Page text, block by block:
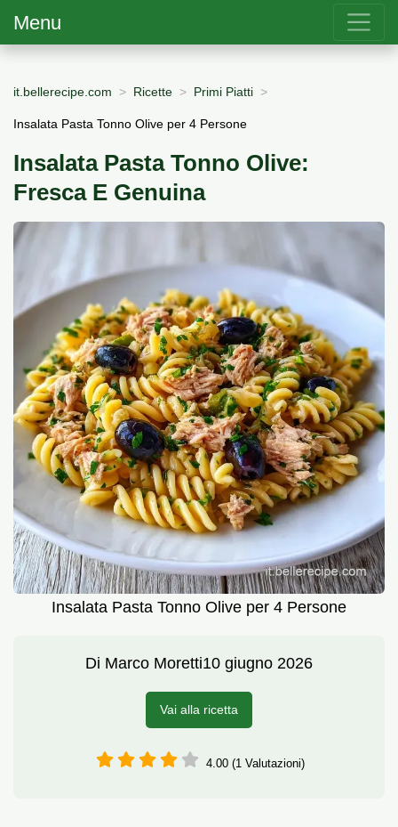
Menu
it.bellerecipe.com Ricette Primi Piatti
Insalata Pasta Tonno Olive per 4 Persone
Insalata Pasta Tonno Olive:
Fresca E Genuina
Insalata Pasta Tonno Olive per 4 Persone
Di Marco Moretti10 giugno 2026
Vai alla ricetta
4.00 (1 Valutazioni)